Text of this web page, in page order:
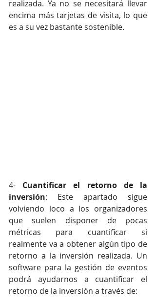
realizada. Ya no se necesitará llevar
encima más tarjetas de visita, lo que
es a su vez bastante sostenible.
4- Cuantificar el retorno de la
inversión: Este apartado sigue
volviendo loco a los organizadores
que suelen disponer de pocas
métricas para cuantificar si
realmente va a obtener algún tipo de
retorno a la inversión realizada. Un
software para la gestión de eventos
podrá ayudarnos a cuantificar el
retorno de la inversión a través de: